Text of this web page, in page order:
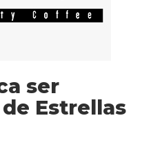
ser
Estrellas